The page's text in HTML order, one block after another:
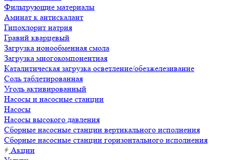
Фильтрующие материалы
Аминат к антискалант
Гипохлорит натрия
Гравий кварцевый
Загрузка ионообменная смола
Загрузка многокомпонентная
Каталитическая загрузка осветление/обезжелезивание
Соль таблетированная
Уголь активированный
Насосы и насосные станции
Насосы
Насосы высокого давления
Сборные насосные станции вертикального исполнения
Сборные насосные станции горизонтального исполнения
Акции